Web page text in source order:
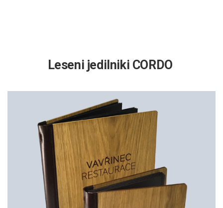
Leseni jedilniki CORDO